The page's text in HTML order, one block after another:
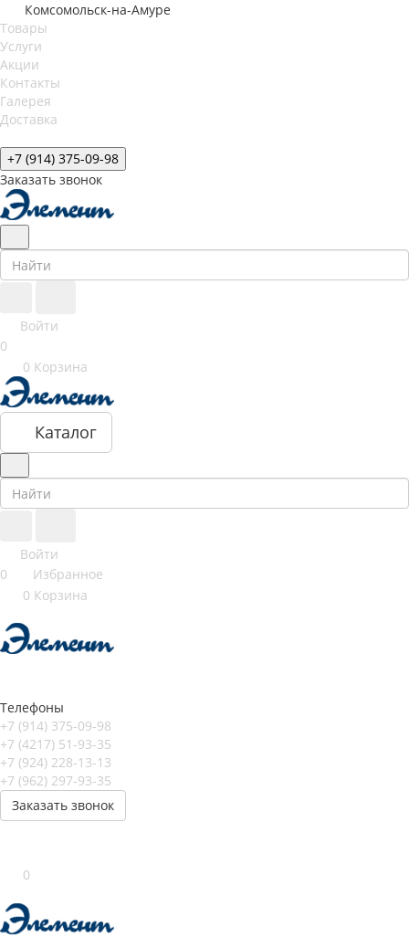
Комсомольск-на-Амуре
Товары
Услуги
Акции
Контакты
Галерея
Доставка
+7 (914) 375-09-98
Заказать звонок
Войти
0
0 Корзина
Каталог
Войти
0
Избранное
0 Корзина
Телефоны
+7 (914) 375-09-98
+7 (4217) 51-93-35
+7 (924) 228-13-13
+7 (962) 297-93-35
Заказать звонок
0